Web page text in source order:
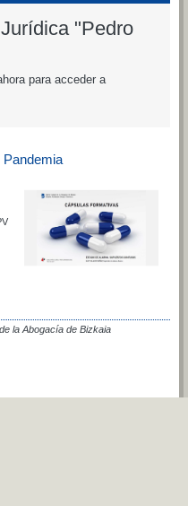
"Pedro
para acceder a
Pandemia
la Abogacía de Bizkaia